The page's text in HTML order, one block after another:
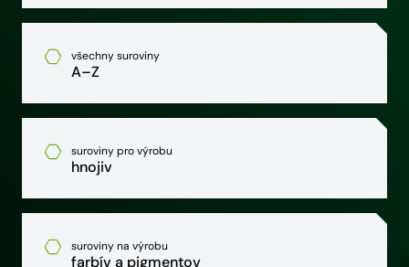
všechny suroviny
A–Z
suroviny pro výrobu
hnojiv
suroviny na výrobu
farbív a pigmentov